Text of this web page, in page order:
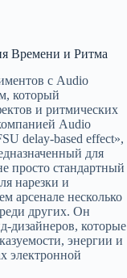
Времени и Ритма
с Audio
который
и ритмических
Audio
delay-based effect»,
для
просто стандартный
нарезки и
арсенале несколько
других. Он
дизайнеров, которые
энергии и
электронной